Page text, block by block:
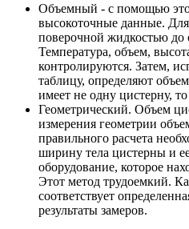
Объемный - с помощью
высокоточные данные.
поверочной жидкостью до
Температура, объем,
контролируются. Затем,
таблицу, определяют
имеет не одну цистерну,
Геометрический. Объем
измерения геометрии
правильного расчета
ширину тела цистерны и
оборудование, которое
Этот метод трудоемкий.
соответствует
результаты замеров.